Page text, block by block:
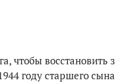
чтобы
году старшего